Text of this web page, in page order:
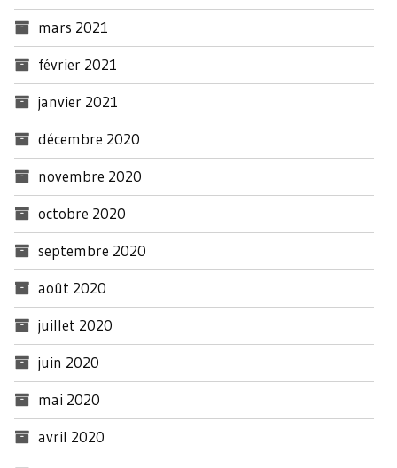
mars 2021
février 2021
janvier 2021
décembre 2020
novembre 2020
octobre 2020
septembre 2020
août 2020
juillet 2020
juin 2020
mai 2020
avril 2020